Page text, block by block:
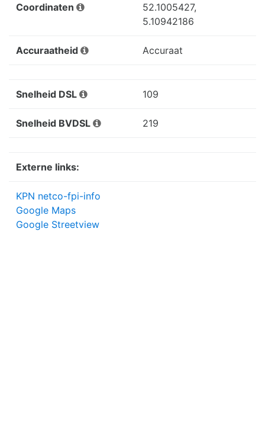
Coordinaten
52.1005427,
5.10942186
Accuraatheid Accuraat
Snelheid DSL 109
Snelheid BVDSL 219
Externe links:
KPN netco-fpi-info
Google Maps
Google Streetview